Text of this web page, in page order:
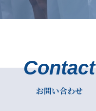
Contact
お問い合わせ